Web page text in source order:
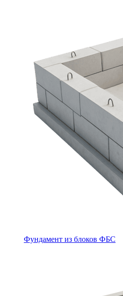
Фундамент из блоков ФБС